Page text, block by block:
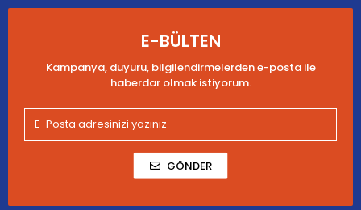
E-BÜLTEN
Kampanya, duyuru, bilgilendirmelerden e-posta ile
haberdar olmak istiyorum.
GÖNDER